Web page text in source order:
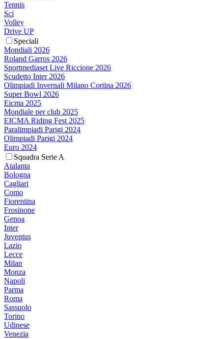
Tennis
Sci
Volley
Drive UP
Speciali
Mondiali 2026
Roland Garros 2026
Sportmediaset Live Riccione 2026
Scudetto Inter 2026
Olimpiadi Invernali Milano Cortina 2026
Super Bowl 2026
Eicma 2025
Mondiale per club 2025
EICMA Riding Fest 2025
Paralimpiadi Parigi 2024
Olimpiadi Parigi 2024
Euro 2024
Squadra Serie A
Atalanta
Bologna
Cagliari
Como
Fiorentina
Frosinone
Genoa
Inter
Juventus
Lazio
Lecce
Milan
Monza
Napoli
Parma
Roma
Sassuolo
Torino
Udinese
Venezia